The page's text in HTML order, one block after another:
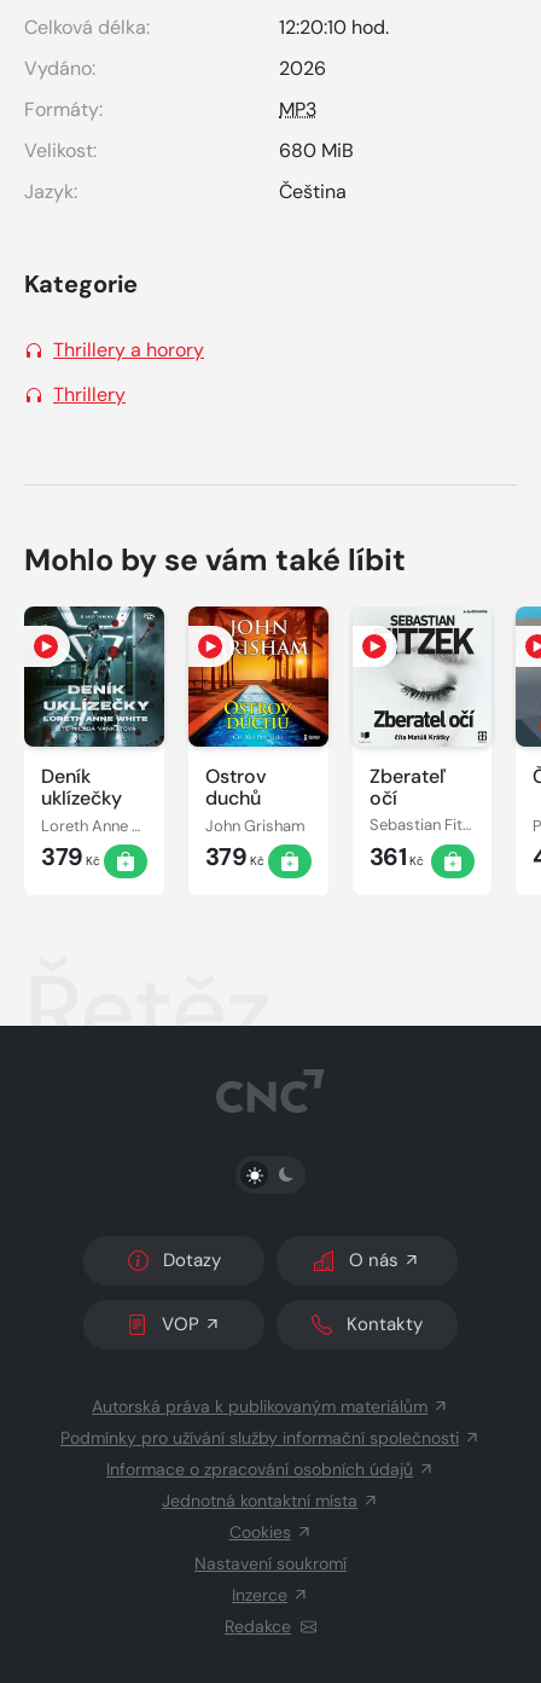
Celková délka:
12:20:10 hod.
Vydáno:
2026
Formáty:
MP3
Velikost:
680 MiB
Jazyk:
Čeština
Kategorie
Thrillery a horory
Thrillery
Mohlo by se vám také líbit
Deník
uklízečky
Loreth Anne White
379 Kč
Ostrov
duchů
John Grisham
379 Kč
Zberateľ
očí
Sebastian Fitzek
361 Kč
Řetěz
PŘEPNOUT SVĚTLÝ/TMAVÝ REŽIM
Dotazy O nás
VOP Kontakty
Autorská práva k publikovaným materiálům
Podmínky pro užívání služby informační společnosti
Informace o zpracování osobních údajů
Jednotná kontaktní místa
Cookies
Nastavení soukromí
Inzerce
Redakce